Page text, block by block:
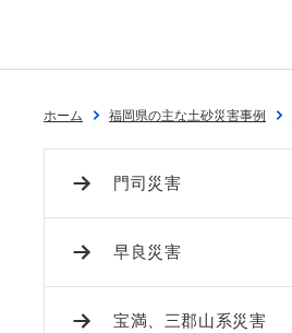
ホーム 福岡県の主な土砂災害事例
門司災害
早良災害
宝満、三郡山系災害